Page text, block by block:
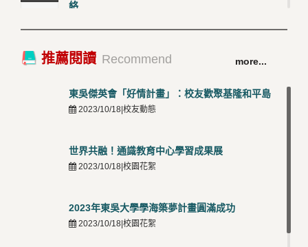
絡
TOP
卓越永續校園 東吳大學連奪 ISO 14001、45001 及
50001三大國際驗證殊榮
推薦閱讀 Recommend more...
東吳傑英會「好情計畫」：校友歡聚基隆和平島
2023/10/18|校友動態
世界共融！通識教育中心學習成果展
2023/10/18|校園花絮
2023年東吳大學學海築夢計畫圓滿成功
2023/10/18|校園花絮